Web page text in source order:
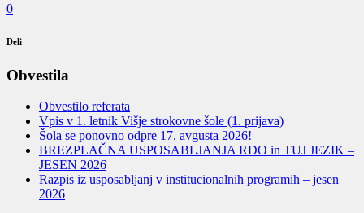
0
Deli
Obvestila
Obvestilo referata
Vpis v 1. letnik Višje strokovne šole (1. prijava)
Šola se ponovno odpre 17. avgusta 2026!
BREZPLAČNA USPOSABLJANJA RDO in TUJ JEZIK –
JESEN 2026
Razpis iz usposabljanj v institucionalnih programih – jesen
2026